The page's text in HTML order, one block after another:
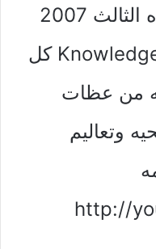
المعرفة عظه للبابا شنوده الثالث 2007
Knowledge Pope Shenouda III 2 كل
من عظات
وتعاليم
http://